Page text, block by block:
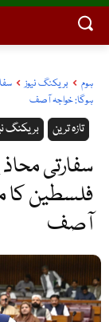
ہوم بریکنگ نیوز
ہوگا: خواجہ آصف
بریکنگ تازہ ترین
سفارتی
فلسطین کا
آصف